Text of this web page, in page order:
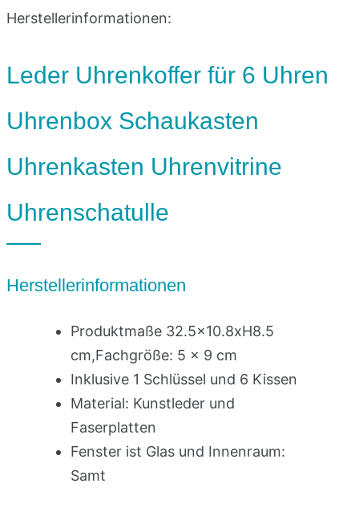
Herstellerinformationen:
Leder Uhrenkoffer für 6 Uhren
Uhrenbox Schaukasten
Uhrenkasten Uhrenvitrine
Uhrenschatulle
Herstellerinformationen
Produktmaße 32.5×10.8xH8.5
cm,Fachgröße: 5 x 9 cm
Inklusive 1 Schlüssel und 6 Kissen
Material: Kunstleder und
Faserplatten
Fenster ist Glas und Innenraum:
Samt